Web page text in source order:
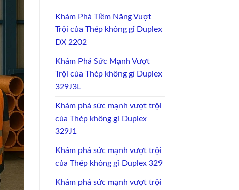
Khám Phá Tiềm Năng Vượt
Trội của Thép không gỉ Duplex
DX 2202
Khám Phá Sức Mạnh Vượt
Trội của Thép không gỉ Duplex
329J3L
Khám phá sức mạnh vượt trội
của Thép không gỉ Duplex
329J1
Khám phá sức mạnh vượt trội
của Thép không gỉ Duplex 329
Khám phá sức mạnh vượt trội